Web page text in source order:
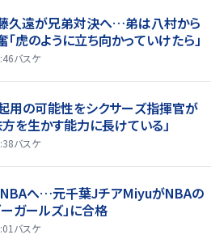
久遠が兄弟対決へ…弟は八村から
虎のように立ち向かっていけたら」
バスケ
用の可能性をシクサーズ指揮官が
を生かす能力に長けている」
バスケ
NBAへ…元千葉JチアMiyuがNBAの
ガールズ」に合格
バスケ